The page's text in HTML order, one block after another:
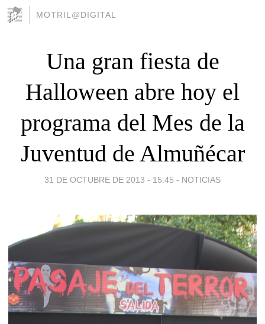
MOTRIL@DIGITAL
Una gran fiesta de
Halloween abre hoy el
programa del Mes de la
Juventud de Almuñécar
31 DE OCTUBRE DE 2013 - 15:45 - NOTICIAS